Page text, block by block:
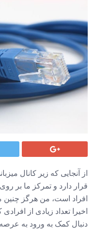
از آنجایی که زیر کانال
قرار دارد و تمرکز ما بر
افراد است، من هرگز چنین
اخیرا تعداد زیادی از
دنبال کمک به ورود به عرصه